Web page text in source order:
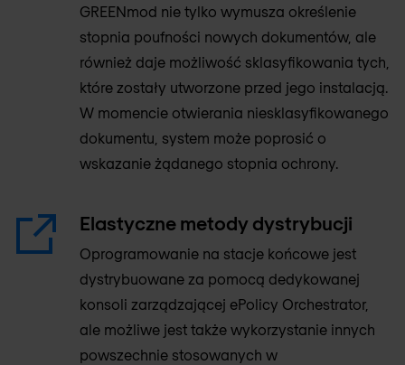
GREENmod nie tylko wymusza określenie
stopnia poufności nowych dokumentów, ale
również daje możliwość sklasyfikowania tych,
które zostały utworzone przed jego instalacją.
W momencie otwierania niesklasyfikowanego
dokumentu, system może poprosić o
wskazanie żądanego stopnia ochrony.
Elastyczne metody dystrybucji
Oprogramowanie na stacje końcowe jest
dystrybuowane za pomocą dedykowanej
konsoli zarządzającej ePolicy Orchestrator,
ale możliwe jest także wykorzystanie innych
powszechnie stosowanych w